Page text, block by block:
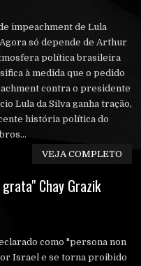
impeachment de Lula
só depende de Arthur
política brasileira
à medida que o pedido
contra o presidente
Lula da Silva ganha tração,
história política do
VEJA COMPLETO
grata" Chay Grazik
como "persona non
Israel e se torna proibido